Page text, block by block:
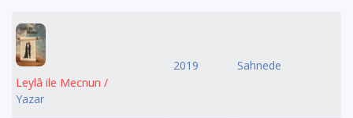
Leylâ ile Mecnun /
Yazar
2019 Sahnede